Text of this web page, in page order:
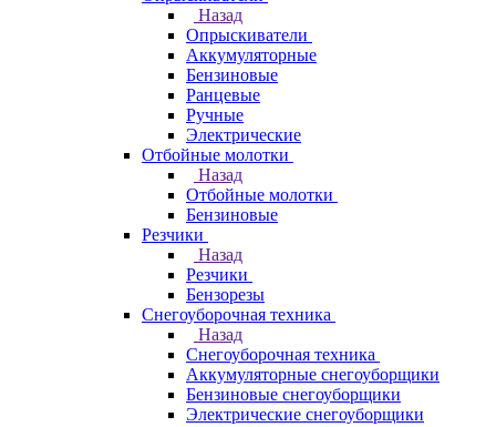
Назад
Опрыскиватели
Аккумуляторные
Бензиновые
Ранцевые
Ручные
Электрические
Отбойные молотки
Назад
Отбойные молотки
Бензиновые
Резчики
Назад
Резчики
Бензорезы
Снегоуборочная техника
Назад
Снегоуборочная техника
Аккумуляторные снегоуборщики
Бензиновые снегоуборщики
Электрические снегоуборщики